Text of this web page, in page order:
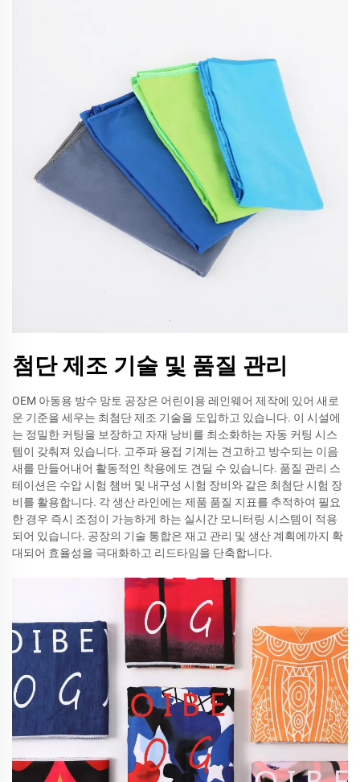
첨단 제조 기술 및 품질 관리
OEM 아동용 방수 망토 공장은 어린이용 레인웨어 제작에 있어 새로
운 기준을 세우는 최첨단 제조 기술을 도입하고 있습니다. 이 시설에
는 정밀한 커팅을 보장하고 자재 낭비를 최소화하는 자동 커팅 시스
템이 갖춰져 있습니다. 고주파 용접 기계는 견고하고 방수되는 이음
새를 만들어내어 활동적인 착용에도 견딜 수 있습니다. 품질 관리 스
테이션은 수압 시험 챔버 및 내구성 시험 장비와 같은 최첨단 시험 장
비를 활용합니다. 각 생산 라인에는 제품 품질 지표를 추적하여 필요
한 경우 즉시 조정이 가능하게 하는 실시간 모니터링 시스템이 적용
되어 있습니다. 공장의 기술 통합은 재고 관리 및 생산 계획에까지 확
대되어 효율성을 극대화하고 리드타임을 단축합니다.